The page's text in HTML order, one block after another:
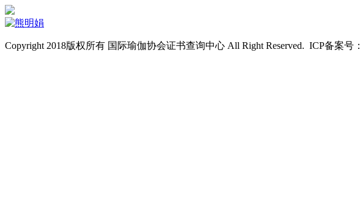
Copyright 2018版权所有 国际瑜伽协会证书查询中心 All Right Reserved. ICP备案号：